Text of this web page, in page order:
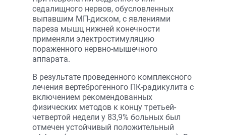
седалищного нервов, обусловленных
выпавшим МП-диском, с явлениями
пареза мышц нижней конечности
применяли электростимуляцию
пораженного нервно-мышечного
аппарата.
В результате проведенного комплексного
лечения вертеброгенного ПК-радикулита с
включением рекомендованных
физических методов к концу третьей-
четвертой недели у 83,9% больных был
отмечен устойчивый положительный